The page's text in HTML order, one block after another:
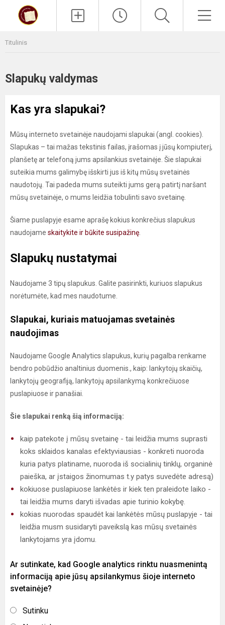
Titulinis
Slapukų valdymas
Kas yra slapukai?
Mūsų interneto svetainėje naudojami slapukai (angl. cookies).
Slapukas – tai mažas tekstinis failas, įrašomas į jūsų kompiuterį,
planšetę ar telefoną jums apsilankius svetainėje. Šie slapukai
suteikia mums galimybę išskirti jus iš kitų mūsų svetainės
naudotojų. Tai padeda mums suteikti jums gerą patirtį naršant
mūsų svetainėje, o mums leidžia tobulinti savo svetainę.
Šiame puslapyje esame aprašę kokius konkrečius slapukus
naudojame skaitykite ir būkite susipažinę
Slapukų nustatymai
Naudojame 3 tipų slapukus. Galite pasirinkti, kuriuos slapukus
norėtumėte, kad mes naudotume.
Slapukai, kuriais matuojamas svetainės
naudojimas
Naudojame Google Analytics slapukus, kurių pagalba renkame
bendro pobūdžio analtinius duomenis., kaip: lankytojų skaičių,
lankytojų geografiją, lankytojų apsilankymą konkrečiuose
puslapiuose ir panašiai.
Šie slapukai renką šią informaciją:
kaip patekote į mūsų svetainę - tai leidžia mums suprasti
koks sklaidos kanalas efektyviausias - konkreti nuoroda
kuria patys platiname, nuoroda iš socialinių tinklų, organinė
paieška, ar įstaigos žinomumas t.y patys suvedėte adresą)
kokiuose puslapiuose lankėtės ir kiek ten praleidote laiko -
tai leidžia mums daryti išvadas apie turinio kokybę.
kokias nuorodas spaudėt kai lankėtės mūsų puslapyje - tai
leidžia musm susidaryti paveikslą kas mūsų svetainės
lankytojams yra įdomu.
Ar sutinkate, kad Google analytics rinktu nuasmenintą
informaciją apie jūsų apsilankymus šioje interneto
svetainėje?
Sutinku